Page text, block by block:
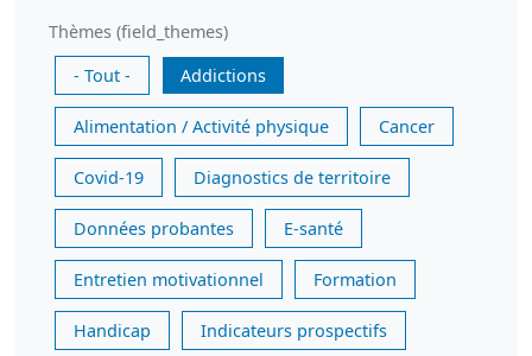
Thèmes (field_themes)
- Tout -
Addictions
Alimentation / Activité physique Cancer
Covid-19 Diagnostics de territoire
Données probantes E-santé
Entretien motivationnel Formation
Handicap Indicateurs prospectifs